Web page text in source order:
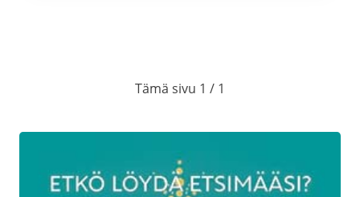
Tämä sivu 1 / 1